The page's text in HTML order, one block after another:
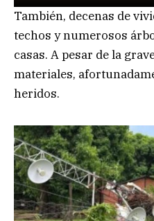
También, decenas de
techos y numerosos
casas. A pesar de la
materiales,
heridos.